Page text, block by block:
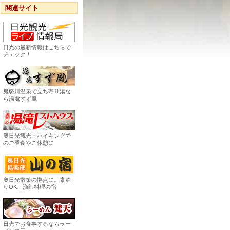
関連サイト
日光の最新情報はこちらで
チェック！
鬼怒川温泉で立ち寄り湯な
ら湯處すず風
奥日光観光・ハイキングで
のご昼食やご休憩に
奥日光散策の拠点に。素泊
りOK、漁師料理の宿
日光でお食事するならラー